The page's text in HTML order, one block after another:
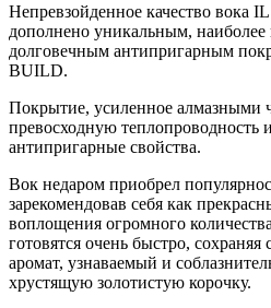
Непревзойденное качество вока
дополнено уникальным,
долговечным антипригарным
BUILD.
Покрытие, усиленное алмазными
превосходную теплопроводность
антипригарные свойства.
Вок недаром приобрел
зарекомендовав себя как
воплощения огромного
готовятся очень быстро,
аромат, узнаваемый и
хрустящую золотистую корочку.